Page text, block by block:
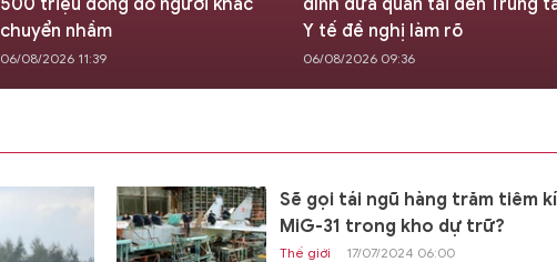
chuyển nhầm
06/08/2026 11:39
Y tế đề nghị làm rõ
06/08/2026 09:36
Sẽ gọi tái ngũ hàng trăm tiêm
MiG-31 trong kho dự trữ?
Thế giới 17/07/2024 06:00